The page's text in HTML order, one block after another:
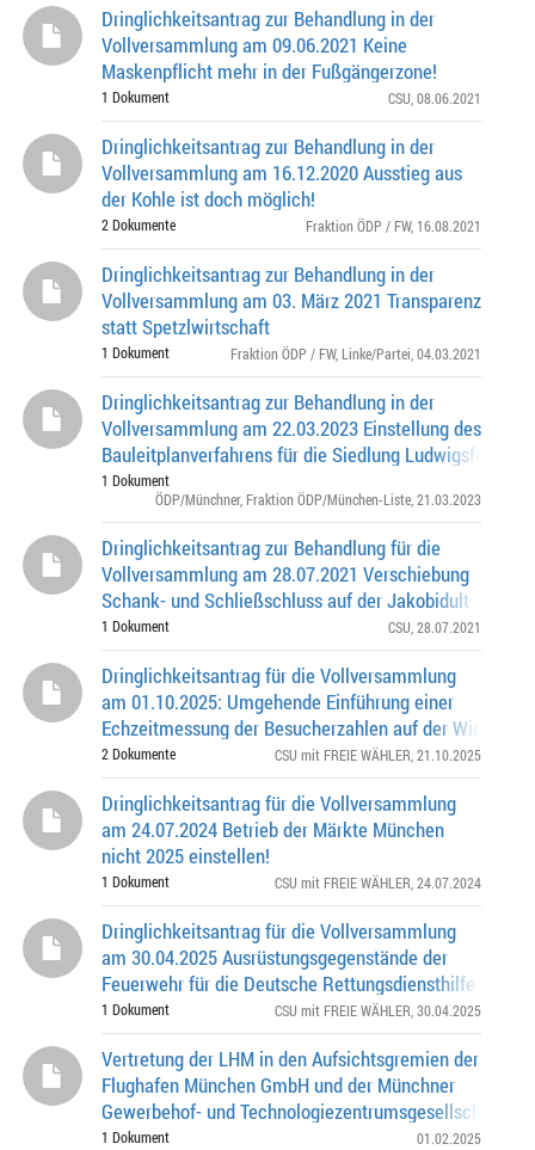
Dringlichkeitsantrag zur Behandlung in der
Vollversammlung am 09.06.2021 Keine
Maskenpflicht mehr in der Fußgängerzone!
1 Dokument CSU , 08.06.2021
Dringlichkeitsantrag zur Behandlung in der
Vollversammlung am 16.12.2020 Ausstieg aus
der Kohle ist doch möglich!
2 Dokumente Fraktion ÖDP / FW, 16.08.2021
Dringlichkeitsantrag zur Behandlung in der
Vollversammlung am 03. März 2021 Transparenz
statt Spetzlwirtschaft
1 Dokument Fraktion ÖDP / FW, Linke/Partei , 04.03.2021
Dringlichkeitsantrag zur Behandlung in der
Vollversammlung am 22.03.2023 Einstellung des
Bauleitplanverfahrens für die Siedlung Ludwigsfeld
1 Dokument
ÖDP/Münchner, Fraktion ÖDP/München-Liste , 21.03.2023
Dringlichkeitsantrag zur Behandlung für die
Vollversammlung am 28.07.2021 Verschiebung
Schank- und Schließschluss auf der Jakobidult
1 Dokument CSU , 28.07.2021
Dringlichkeitsantrag für die Vollversammlung
am 01.10.2025: Umgehende Einführung einer
Echzeitmessung der Besucherzahlen auf der Wiesn
2 Dokumente CSU mit FREIE WÄHLER , 21.10.2025
Dringlichkeitsantrag für die Vollversammlung
am 24.07.2024 Betrieb der Märkte München
nicht 2025 einstellen!
1 Dokument CSU mit FREIE WÄHLER , 24.07.2024
Dringlichkeitsantrag für die Vollversammlung
am 30.04.2025 Ausrüstungsgegenstände der
Feuerwehr für die Deutsche Rettungsdiensthilfe e. V.
1 Dokument CSU mit FREIE WÄHLER , 30.04.2025
Vertretung der LHM in den Aufsichtsgremien der
Flughafen München GmbH und der Münchner
Gewerbehof- und Technologiezentrumsgesellschaft
Vertretung der LHM in Gesellschafterversammlung
1 Dokument 01.02.2025